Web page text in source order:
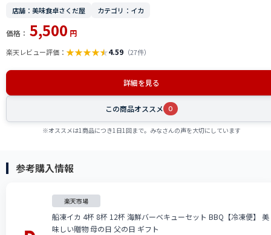
店舗：美味食卓さくだ屋 カテゴリ：イカ
価格： 5,500 円
楽天レビュー評価： ★★★★★4.59 （27件）
詳細を見る
この商品オススメ 0
※オススメは1商品につき1日1回まで。みなさんの声を大切にしています
参考購入情報
楽天市場
船凍イカ 4杯 8杯 12杯 海鮮バーベキューセット BBQ【冷凍便】 美
味しい贈物 母の日 父の日 ギフト